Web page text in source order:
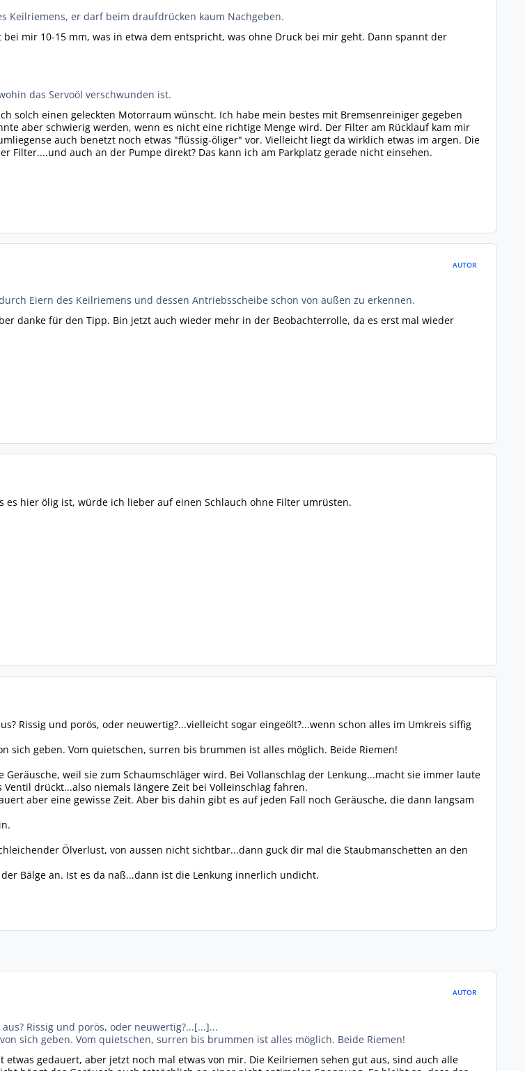
Keilriemens, er darf beim draufdrücken kaum Nachgeben.
mir 10-15 mm, was in etwa dem entspricht, was ohne Druck bei mir geht. Dann spannt der
das Servoöl verschwunden ist.
solch einen geleckten Motorraum wünscht. Ich habe mein bestes mit Bremsenreiniger gegeben
aber schwierig werden, wenn es nicht eine richtige Menge wird. Der Filter am Rücklauf kam mir
auch benetzt noch etwas "flüssig-öliger" vor. Vielleicht liegt da wirklich etwas im argen. Die
Filter....und auch an der Pumpe direkt? Das kann ich am Parkplatz gerade nicht einsehen.
AUTOR
Eiern des Keilriemens und dessen Antriebsscheibe schon von außen zu erkennen.
danke für den Tipp. Bin jetzt auch wieder mehr in der Beobachterrolle, da es erst mal wieder
es hier ölig ist, würde ich lieber auf einen Schlauch ohne Filter umrüsten.
Rissig und porös, oder neuwertig?...vielleicht sogar eingeölt?...wenn schon alles im Umkreis siffig
sich geben. Vom quietschen, surren bis brummen ist alles möglich. Beide Riemen!
weil sie zum Schaumschläger wird. Bei Vollanschlag der Lenkung...macht sie immer laute
Ventil drückt...also niemals längere Zeit bei Volleinschlag fahren.
aber eine gewisse Zeit. Aber bis dahin gibt es auf jeden Fall noch Geräusche, die dann langsam
Ölverlust, von aussen nicht sichtbar...dann guck dir mal die Staubmanschetten an den
Bälge an. Ist es da naß...dann ist die Lenkung innerlich undicht.
AUTOR
Rissig und porös, oder neuwertig?...[...]...
sich geben. Vom quietschen, surren bis brummen ist alles möglich. Beide Riemen!
gedauert, aber jetzt noch mal etwas von mir. Die Keilriemen sehen gut aus, sind auch alle